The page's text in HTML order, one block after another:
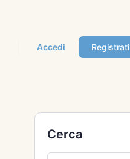
Accedi Registrati
Cerca